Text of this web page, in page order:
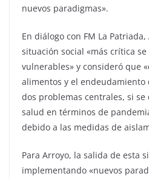
nuevos paradigmas».
En diálogo con FM La
situación social «más crítica
vulnerables» y consideró que
alimentos y el endeudamiento
dos problemas centrales, si
salud en términos de
debido a las medidas de
Para Arroyo, la salida de esta
implementando «nuevos